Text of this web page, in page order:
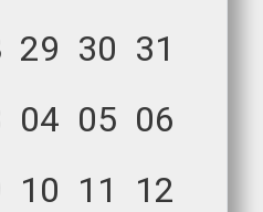
29 30 31
04 05 06
10 11
12